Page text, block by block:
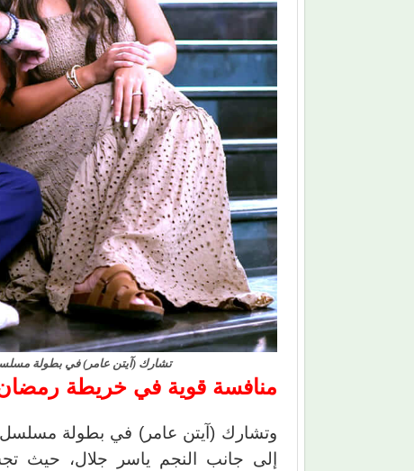
تشارك (آيتن عامر) في بطولة
منافسة قوية في خريطة
وتشارك (آيتن عامر) في بطولة
إلى جانب النجم ياسر جلال، حيث